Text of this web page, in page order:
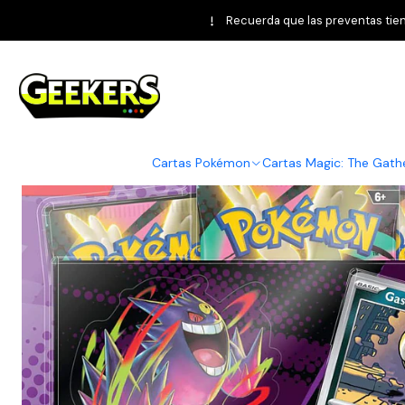
Cartas Pokémon Cartas Magic: The
Recuerda que las preventas
Home Pokémon TCG Ascended